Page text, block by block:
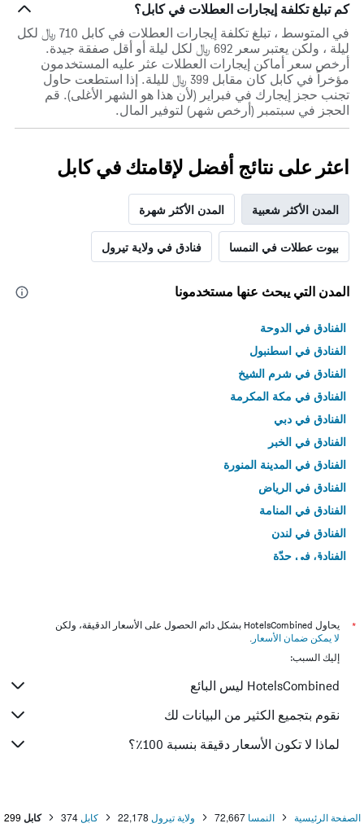
كم تبلغ تكلفة إيجارات العطلات في كابل؟
في المتوسط ، تبلغ تكلفة إيجارات العطلات في كابل 710 ﷼ لكل
ليلة ، ولكن يعتبر سعر 692 ﷼ لكل ليلة أو أقل صفقة جيدة.
أرخص سعر أماكن إيجارات العطلات عثر عليه المستخدمون
مؤخراً في كابل كان مقابل 399 ﷼ لليلة. إذا استطعت حاول
تجنب حجز إيجارك في فبراير (لأن هذا هو الشهر الأغلى). قم
الحجز في سبتمبر (أرخص شهر) لتوفير المال.
اعثر على نتائج أفضل لإقامتك في كابل
المدن الأكثر شعبية المدن الأكثر شهرة
بيوت عطلات في النمسا فنادق في ولاية تيرول
المدن التي يبحث عنها مستخدمونا
الفنادق في الدوحة
الفنادق في اسطنبول
الفنادق في شرم الشيخ
الفنادق في مكة المكرمة
الفنادق في دبي
الفنادق في الخبر
الفنادق في المدينة المنورة
الفنادق في الرياض
الفنادق في المنامة
الفنادق في لندن
الفنادق في جدّة
*
يحاول HotelsCombined بشكل دائم الحصول على الأسعار الدقيقة، ولكن
لا يمكن ضمان الأسعار .
إليك السبب:
HotelsCombined ليس البائع
نقوم بتجميع الكثير من البيانات لك
لماذا لا تكون الأسعار دقيقة بنسبة 100٪؟
الصفحة الرئيسية النمسا 72,667 ولاية تيرول 22,178 كابل 374 كابل 299